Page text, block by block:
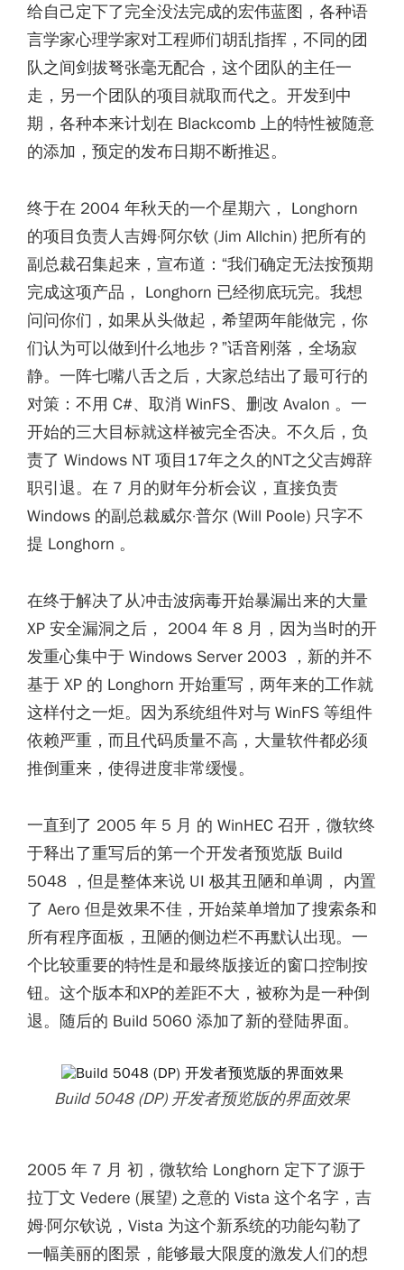
给自己定下了完全没法完成的宏伟蓝图，各种语
言学家心理学家对工程师们胡乱指挥，不同的团
队之间剑拔弩张毫无配合，这个团队的主任一
走，另一个团队的项目就取而代之。开发到中
期，各种本来计划在 Blackcomb 上的特性被随意
的添加，预定的发布日期不断推迟。
终于在 2004 年秋天的一个星期六， Longhorn
的项目负责人吉姆·阿尔钦 (Jim Allchin) 把所有的
副总裁召集起来，宣布道：“我们确定无法按预期
完成这项产品， Longhorn 已经彻底玩完。我想
问问你们，如果从头做起，希望两年能做完，你
们认为可以做到什么地步？”话音刚落，全场寂
静。一阵七嘴八舌之后，大家总结出了最可行的
对策：不用 C#、取消 WinFS、删改 Avalon 。一
开始的三大目标就这样被完全否决。不久后，负
责了 Windows NT 项目17年之久的NT之父吉姆辞
职引退。在 7 月的财年分析会议，直接负责
Windows 的副总裁威尔·普尔 (Will Poole) 只字不
提 Longhorn 。
在终于解决了从冲击波病毒开始暴漏出来的大量
XP 安全漏洞之后， 2004 年 8 月，因为当时的开
发重心集中于 Windows Server 2003 ，新的并不
基于 XP 的 Longhorn 开始重写，两年来的工作就
这样付之一炬。因为系统组件对与 WinFS 等组件
依赖严重，而且代码质量不高，大量软件都必须
推倒重来，使得进度非常缓慢。
一直到了 2005 年 5 月 的 WinHEC 召开，微软终
于释出了重写后的第一个开发者预览版 Build
5048 ，但是整体来说 UI 极其丑陋和单调， 内置
了 Aero 但是效果不佳，开始菜单增加了搜索条和
所有程序面板，丑陋的侧边栏不再默认出现。一
个比较重要的特性是和最终版接近的窗口控制按
钮。这个版本和XP的差距不大，被称为是一种倒
退。随后的 Build 5060 添加了新的登陆界面。
Build 5048 (DP) 开发者预览版的界面效果
2005 年 7 月 初，微软给 Longhorn 定下了源于
拉丁文 Vedere (展望) 之意的 Vista 这个名字，吉
姆·阿尔钦说，Vista 为这个新系统的功能勾勒了
一幅美丽的图景，能够最大限度的激发人们的想